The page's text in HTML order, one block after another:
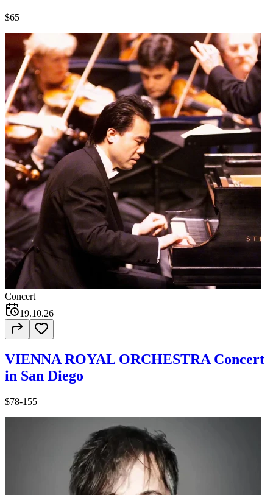
$65
Concert
19.10.26
VIENNA ROYAL ORCHESTRA Concert
in San Diego
$78-155